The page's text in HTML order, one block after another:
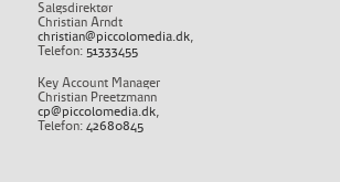
Salgsdirektør
Christian Arndt
christian@piccolomedia.dk,
Telefon: 51333455
Key Account Manager
Christian Preetzmann
cp@piccolomedia.dk,
Telefon: 42680845